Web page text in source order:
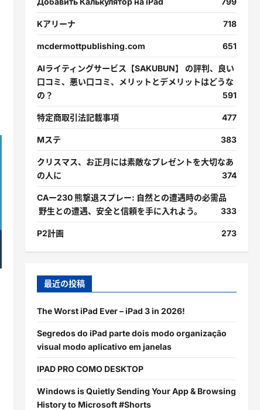
Kアリーナ 718
mcdermottpublishing.com 651
AIライティングサービス【SAKUBUN】 の評判、良い
口コミ、悪い口コミ、メリットとデメリットはどうな
の？
591
特定商取引法記載事項 477
Mステ 383
クリスマス、お正月には素敵なプレゼントを大切なあ
の人に
374
CAー230 熊撃退スプレー: 自然との遭遇時の必需品
野生との遭遇、安全と信頼を手に入れよう。
333
P2計画 273
最近の投稿
The Worst iPad Ever – iPad 3 in 2026!
Segredos do iPad parte dois modo organização
visual modo aplicativo em janelas
IPAD PRO COMO DESKTOP
Windows is Quietly Sending Your App & Browsing
History to Microsoft #Shorts